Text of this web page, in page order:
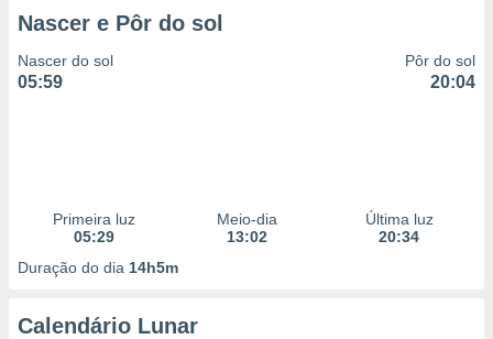
Nascer e Pôr do sol
Nascer do sol
05:59
Pôr do sol
20:04
Primeira luz
05:29
Meio-dia
13:02
Última luz
20:34
Duração do dia 14h5m
Calendário Lunar